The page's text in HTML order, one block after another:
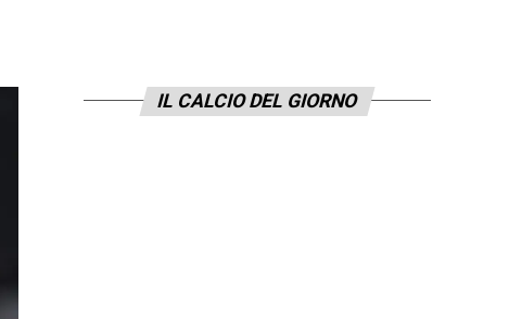
IL CALCIO DEL GIORNO